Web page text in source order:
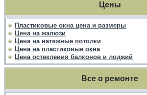
Цены
Пластиковые окна цена и размеры
Цена на жалюзи
Цена на натяжные потолки
Цена на пластиковые окна
Цена остекления балконов и лоджий
Все о ремонте